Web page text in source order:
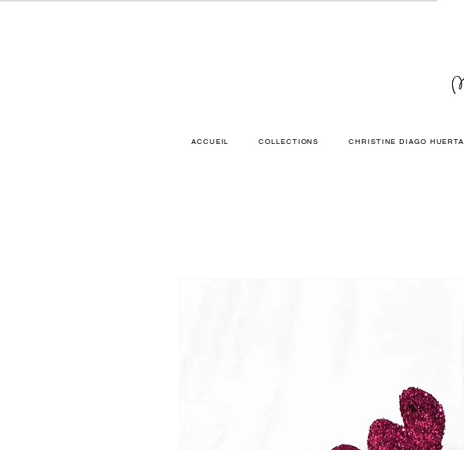
ACCUEIL COLLECTIONS CHRISTINE DIAGO HUERTA